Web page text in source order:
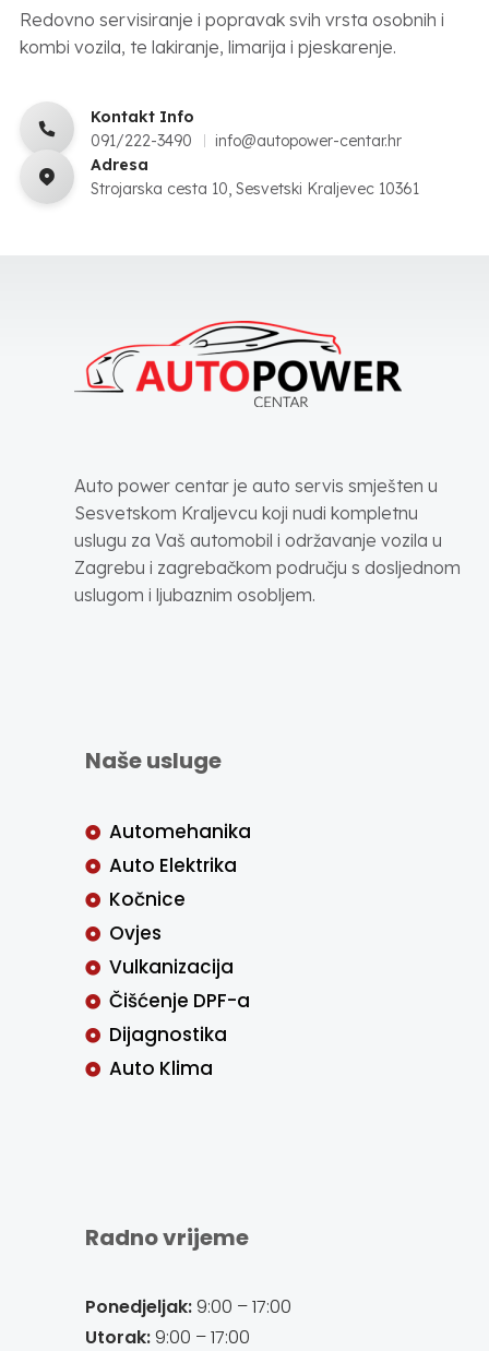
Redovno servisiranje i popravak svih vrsta osobnih i
kombi vozila, te lakiranje, limarija i pjeskarenje.
Kontakt Info
091/222-3490
info@autopower-centar.hr
Adresa
Strojarska cesta 10, Sesvetski Kraljevec 10361
Auto power centar je auto servis smješten u
Sesvetskom Kraljevcu koji nudi kompletnu
uslugu za Vaš automobil i održavanje vozila u
Zagrebu i zagrebačkom području s dosljednom
uslugom i ljubaznim osobljem.
Naše usluge
Automehanika
Auto Elektrika
Kočnice
Ovjes
Vulkanizacija
Čišćenje DPF-a
Dijagnostika
Auto Klima
Radno vrijeme
Ponedjeljak:9:00 – 17:00
Utorak:9:00 – 17:00